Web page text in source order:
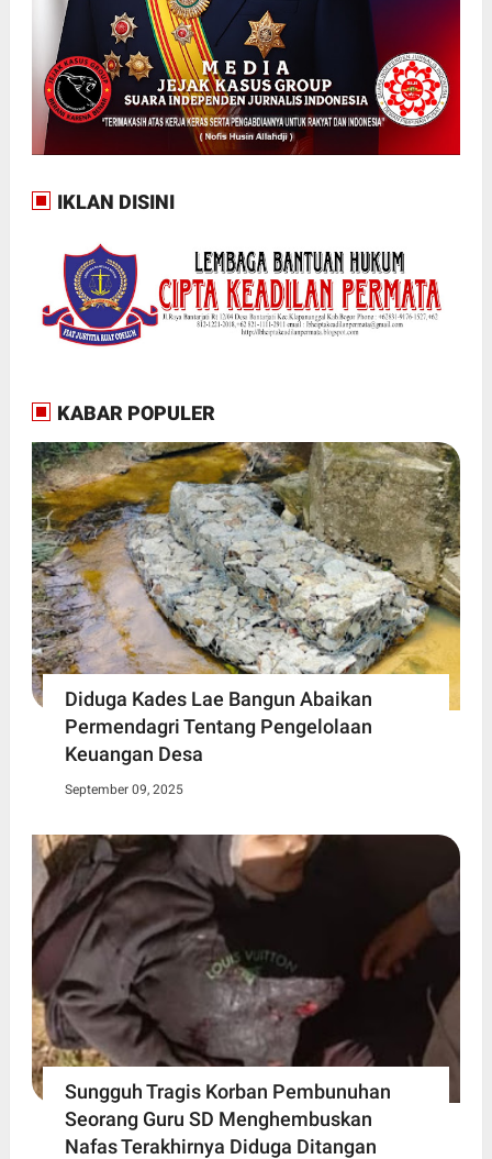
IKLAN DISINI
KABAR POPULER
Diduga Kades Lae Bangun Abaikan
Permendagri Tentang Pengelolaan
Keuangan Desa
September 09, 2025
Sungguh Tragis Korban Pembunuhan
Seorang Guru SD Menghembuskan
Nafas Terakhirnya Diduga Ditangan